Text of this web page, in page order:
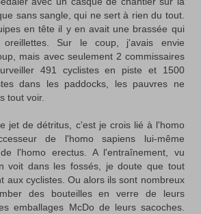
sans sangle, qui ne sert à rien du tout.
en tête il y en avait une brassée qui
oreillettes. Sur le coup, j'avais envie
mais avec seulement 2 commissaires
491 cyclistes en piste et 1500
dans les paddocks, les pauvres ne
tout voir.
jet de détritus, c'est je crois lié à l'homo
de l'homo sapiens lui-même
l'homo erectus. A l'entraînement, vu
voit dans les fossés, je doute que tout
aux cyclistes. Ou alors ils sont nombreux
des bouteilles en verre de leurs
emballages McDo de leurs sacoches.